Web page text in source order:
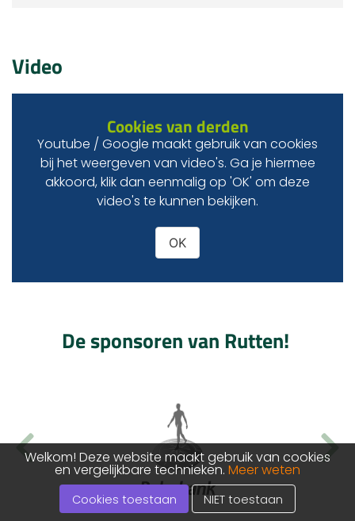
Video
Cookies van derden
Youtube / Google maakt gebruik van cookies
bij het weergeven van video's. Ga je hiermee
akkoord, klik dan eenmalig op 'OK' om deze
video's te kunnen bekijken.
OK
De sponsoren van Rutten!
Welkom! Deze website maakt gebruik van cookies
en vergelijkbare technieken. Meer weten
Cookies toestaan NIET toestaan